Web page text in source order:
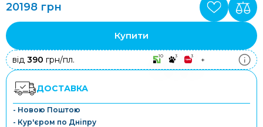
20198 грн
Купити
від 390 грн/пл. 10 3 3 +
ДОСТАВКА
- Новою Поштою
- Кур'єром по Дніпру